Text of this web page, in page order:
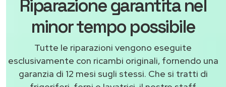
Riparazione garantita nel
minor tempo possibile
Tutte le riparazioni vengono eseguite
esclusivamente con ricambi originali, fornendo una
garanzia di 12 mesi sugli stessi. Che si tratti di